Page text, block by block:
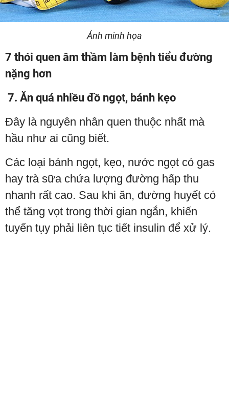
Ảnh minh họa
7 thói quen âm thầm làm bệnh tiểu đường
nặng hơn
7. Ăn quá nhiều đồ ngọt, bánh kẹo
Đây là nguyên nhân quen thuộc nhất mà
hầu như ai cũng biết.
Các loại bánh ngọt, kẹo, nước ngọt có gas
hay trà sữa chứa lượng đường hấp thu
nhanh rất cao. Sau khi ăn, đường huyết có
thể tăng vọt trong thời gian ngắn, khiến
tuyến tụy phải liên tục tiết insulin để xử lý.